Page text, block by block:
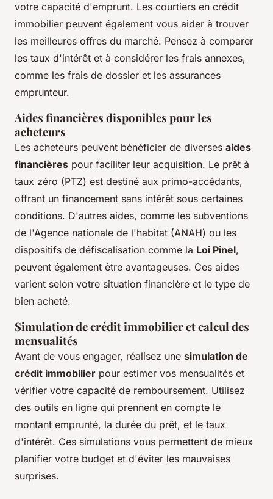
votre capacité d'emprunt. Les courtiers en crédit
immobilier peuvent également vous aider à trouver
les meilleures offres du marché. Pensez à comparer
les taux d'intérêt et à considérer les frais annexes,
comme les frais de dossier et les assurances
emprunteur.
Aides financières disponibles pour les
acheteurs
Les acheteurs peuvent bénéficier de diverses aides
financières pour faciliter leur acquisition. Le prêt à
taux zéro (PTZ) est destiné aux primo-accédants,
offrant un financement sans intérêt sous certaines
conditions. D'autres aides, comme les subventions
de l'Agence nationale de l'habitat (ANAH) ou les
dispositifs de défiscalisation comme la Loi Pinel,
peuvent également être avantageuses. Ces aides
varient selon votre situation financière et le type de
bien acheté.
Simulation de crédit immobilier et calcul des
mensualités
Avant de vous engager, réalisez une simulation de
crédit immobilier pour estimer vos mensualités et
vérifier votre capacité de remboursement. Utilisez
des outils en ligne qui prennent en compte le
montant emprunté, la durée du prêt, et le taux
d'intérêt. Ces simulations vous permettent de mieux
planifier votre budget et d'éviter les mauvaises
surprises.